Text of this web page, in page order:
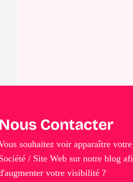
Nous Contacter
souhaitez voir apparaître votre
/ Site Web sur notre blog
votre visibilité ?